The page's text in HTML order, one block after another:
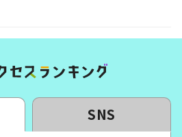
SNS